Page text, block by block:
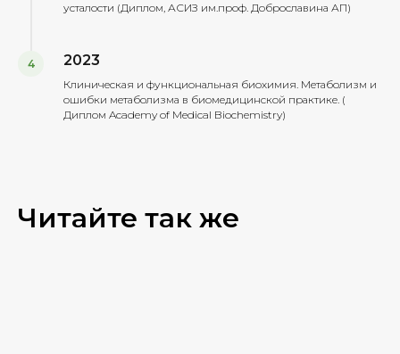
усталости (Диплом, АСИЗ им.проф. Доброславина АП)
2023
Клиническая и функциональная биохимия. Метаболизм и
ошибки метаболизма в биомедицинской практике. (
Диплом Academy of Medical Biochemistry)
Читайте так же